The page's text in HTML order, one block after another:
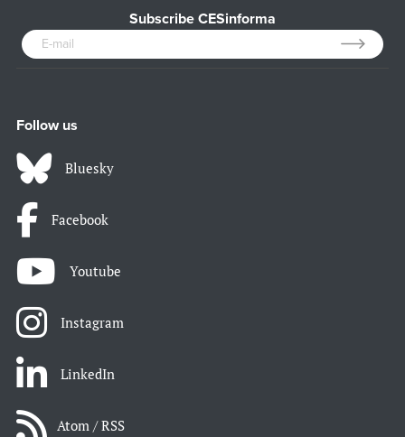
Subscribe CESinforma
Follow us
Bluesky
Facebook
Youtube
Instagram
LinkedIn
Atom / RSS